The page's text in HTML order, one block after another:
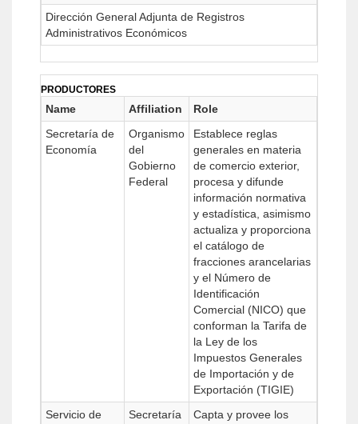
Dirección General Adjunta de Registros
Administrativos Económicos
PRODUCTORES
Name Affiliation
Role
Secretaría de
Economía
Organismo
del
Gobierno
Federal
Establece reglas
generales en materia
de comercio exterior,
procesa y difunde
información normativa
y estadística, asimismo
actualiza y proporciona
el catálogo de
fracciones arancelarias
y el Número de
Identificación
Comercial (NICO) que
conforman la Tarifa de
la Ley de los
Impuestos Generales
de Importación y de
Exportación (TIGIE)
Servicio de
Secretaría
Capta y provee los